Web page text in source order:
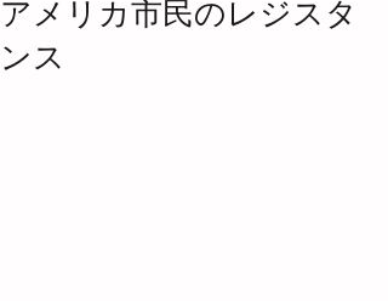
アメリカ市民のレジスタ
ンス